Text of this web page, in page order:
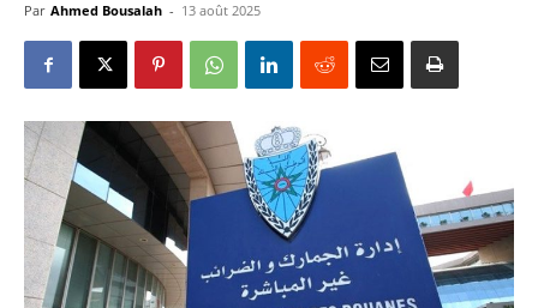
Par Ahmed Bousalah - 13 août 2025